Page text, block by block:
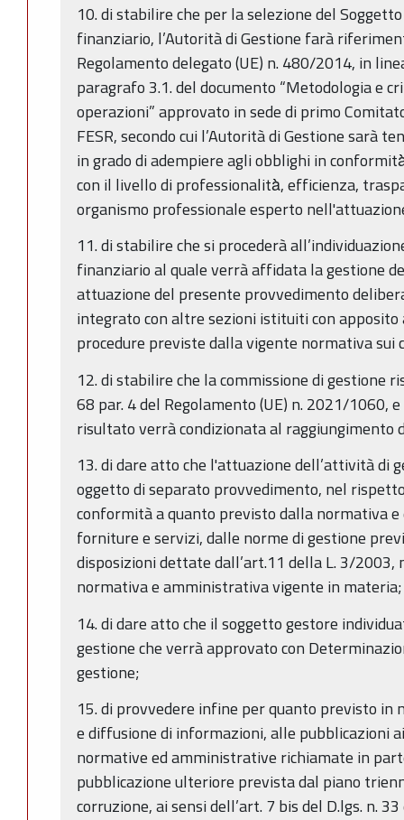
10. di stabilire che per la selezione del
finanziario, l’Autorità di Gestione farà
Regolamento delegato (UE) n. 480/2014, in
paragrafo 3.1. del documento “Metodologia e
operazioni” approvato in sede di primo
FESR, secondo cui l’Autorità di Gestione sarà
in grado di adempiere agli obblighi in
con il livello di professionalità̀, efficienza,
organismo professionale esperto
11. di stabilire che si procederà
finanziario al quale verrà affidata la gestione
attuazione del presente provvedimento
integrato con altre sezioni istituiti con
procedure previste dalla vigente normativa
12. di stabilire che la commissione di gestione
68 par. 4 del Regolamento (UE) n. 2021/1060,
risultato verrà condizionata al raggiungimento
13. di dare atto che l'attuazione dell’attività di
oggetto di separato provvedimento, nel
conformità a quanto previsto dalla normativa
forniture e servizi, dalle norme di gestione
disposizioni dettate dall’art.11 della L. 3/2003,
normativa e amministrativa vigente in materia;
14. di dare atto che il soggetto gestore
gestione che verrà approvato con
gestione;
15. di provvedere infine per quanto previsto
e diffusione di informazioni, alle pubblicazioni
normative ed amministrative richiamate in
pubblicazione ulteriore prevista dal piano
corruzione, ai sensi dell’art. 7 bis del D.lgs. n.